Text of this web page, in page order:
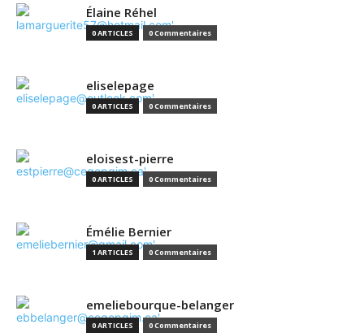
Élaine Réhel
0 ARTICLES 0 Commentaires
eliselepage
0 ARTICLES 0 Commentaires
eloisest-pierre
0 ARTICLES 0 Commentaires
Émélie Bernier
1 ARTICLES 0 Commentaires
emeliebourque-belanger
0 ARTICLES 0 Commentaires